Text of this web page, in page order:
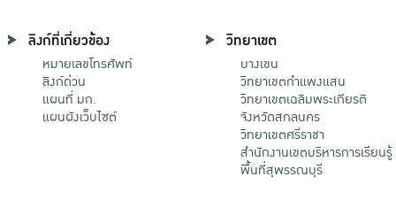
ลิงก์ที่เกี่ยวข้อง
หมายเลขโทรศัพท์
ลิงก์ด่วน
แผนที่ มก.
แผนผังเว็บไซต์
วิทยาเขต
บางเขน
วิทยาเขตกําแพงแสน
วิทยาเขตเฉลิมพระเกียรติ
จังหวัดสกลนคร
วิทยาเขตศรีราชา
สำนักงานเขตบริหารการเรียนรู้
พื้นที่สุพรรณบุรี